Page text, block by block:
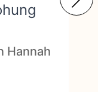
Hannah